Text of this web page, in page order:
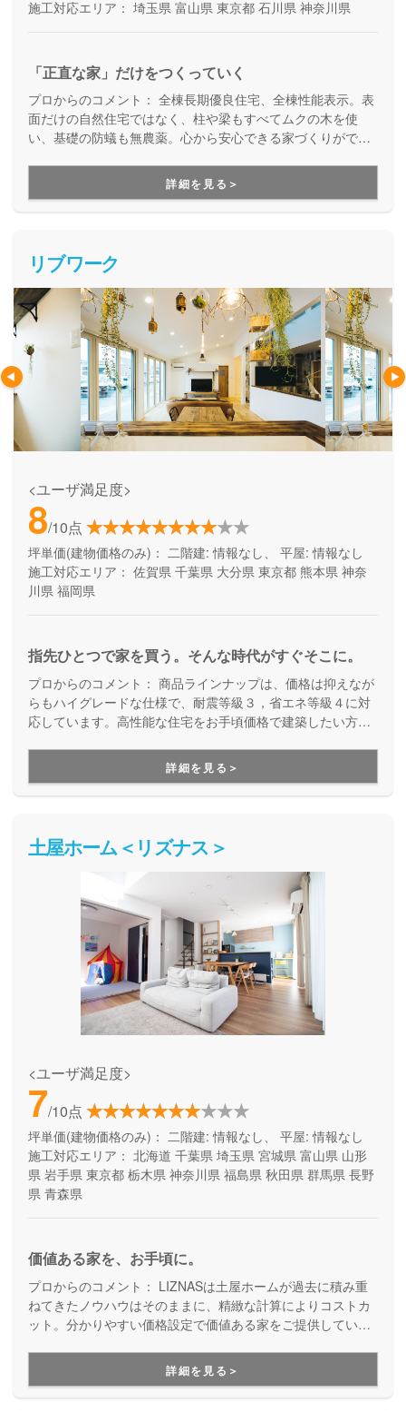
施工対応エリア： 埼玉県 富山県 東京都 石川県 神奈川県
「正直な家」だけをつくっていく
プロからのコメント： 全棟長期優良住宅、全棟性能表示。表
面だけの自然住宅ではなく、柱や梁もすべてムクの木を使
い、基礎の防蟻も無農薬。心から安心できる家づくりができ
詳細を見る＞
リブワーク
<ユーザ満足度>
8/10点
坪単価(建物価格のみ)： 二階建: 情報なし、 平屋: 情報なし
施工対応エリア： 佐賀県 千葉県 大分県 東京都 熊本県 神奈
川県 福岡県
指先ひとつで家を買う。そんな時代がすぐそこに。
プロからのコメント： 商品ラインナップは、価格は抑えなが
らもハイグレードな仕様で、耐震等級３，省エネ等級４に対
応しています。高性能な住宅をお手頃価格で建築したい方は
詳細を見る＞
土屋ホーム＜リズナス＞
<ユーザ満足度>
7/10点
坪単価(建物価格のみ)： 二階建: 情報なし、 平屋: 情報なし
施工対応エリア： 北海道 千葉県 埼玉県 宮城県 富山県 山形
県 岩手県 東京都 栃木県 神奈川県 福島県 秋田県 群馬県 長野
県 青森県
価値ある家を、お手頃に。
プロからのコメント： LIZNASは土屋ホームが過去に積み重
ねてきたノウハウはそのままに、精緻な計算によりコストカ
ット。分かりやすい価格設定で価値ある家をご提供していま
はぴったりの建築会社です。詳細を見る＞